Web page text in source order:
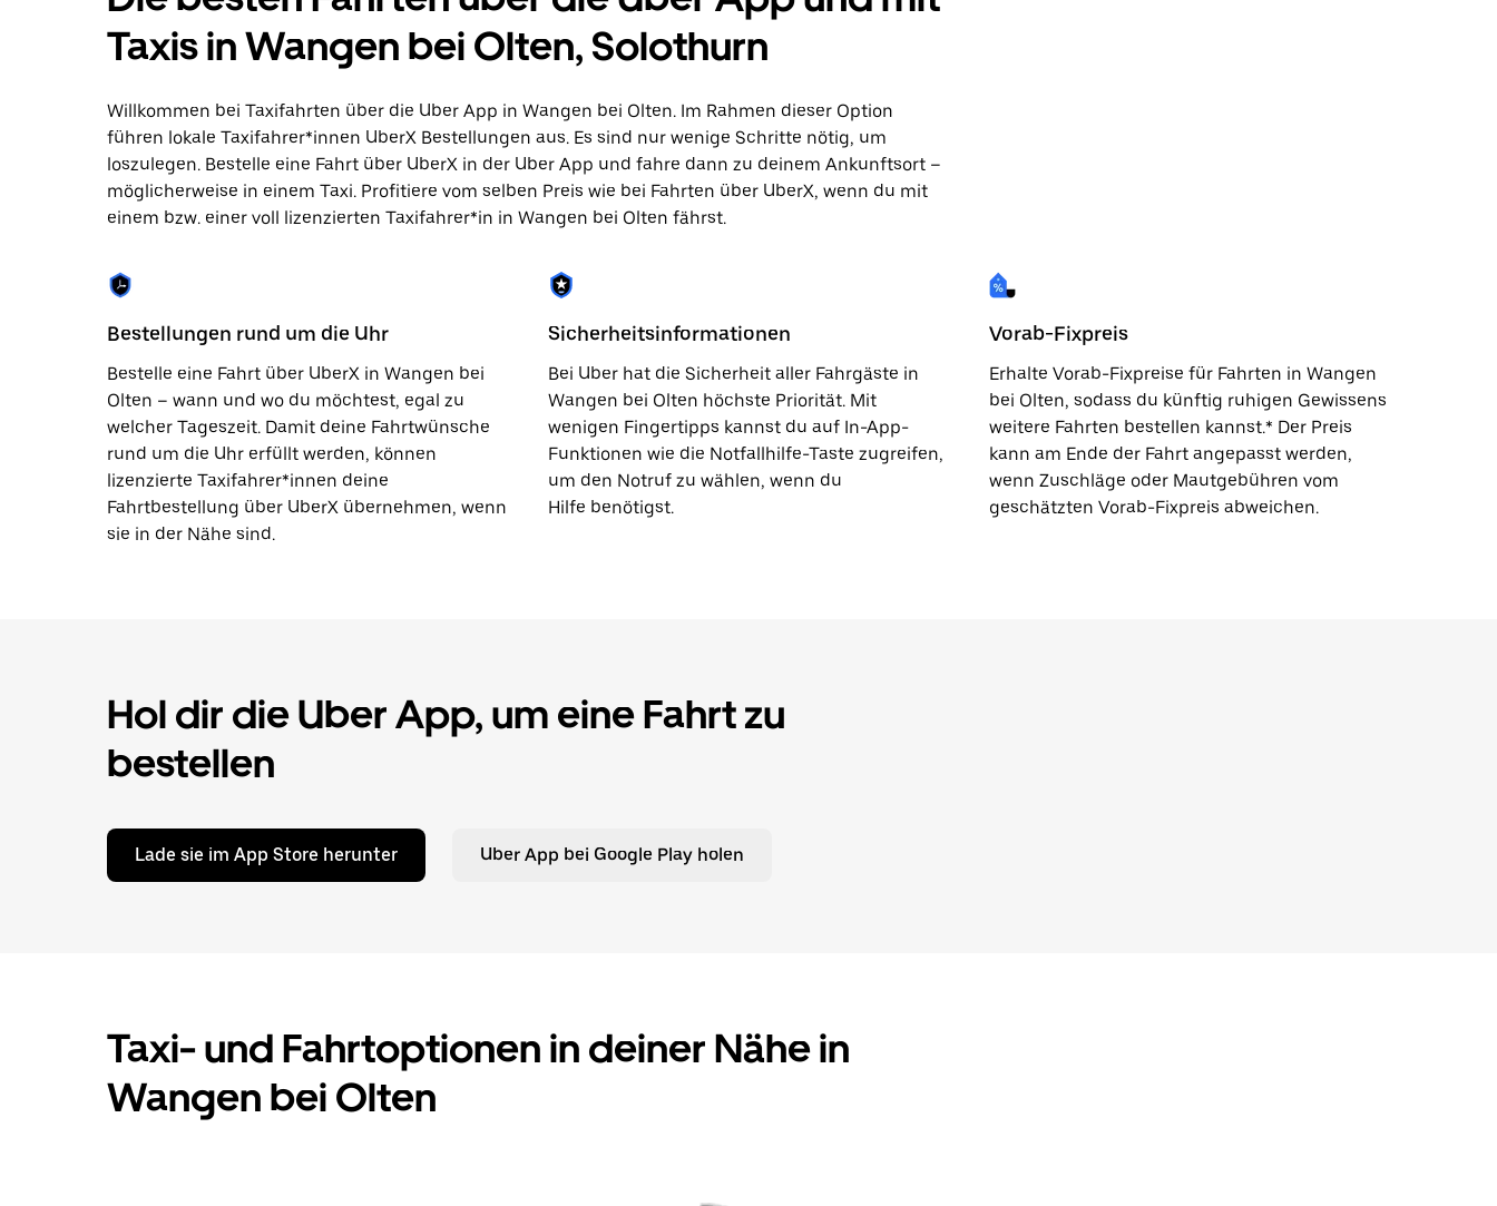
zu
interagieren
und
auszuwählen.
Drücke
die
Escape-
Taste,
um
den
zu
schließen.
Taxis in Wangen bei Olten, Solothurn
Willkommen bei Taxifahrten über die Uber App in Wangen bei Olten. Im Rahmen dieser Option
führen lokale Taxifahrer*innen UberX Bestellungen aus. Es sind nur wenige Schritte nötig, um
loszulegen. Bestelle eine Fahrt über UberX in der Uber App und fahre dann zu deinem Ankunftsort –
möglicherweise in einem Taxi. Profitiere vom selben Preis wie bei Fahrten über UberX, wenn du mit
einem bzw. einer voll lizenzierten Taxifahrer*in in Wangen bei Olten fährst.
Bestellungen rund um die Uhr
Bestelle eine Fahrt über UberX in Wangen bei
Olten – wann und wo du möchtest, egal zu
welcher Tageszeit. Damit deine Fahrtwünsche
rund um die Uhr erfüllt werden, können
lizenzierte Taxifahrer*innen deine
Fahrtbestellung über UberX übernehmen, wenn
sie in der Nähe sind.
Sicherheitsinformationen
Bei Uber hat die Sicherheit aller Fahrgäste in
Wangen bei Olten höchste Priorität. Mit
wenigen Fingertipps kannst du auf In-App-
Funktionen wie die Notfallhilfe-Taste zugreifen,
um den Notruf zu wählen, wenn du
Hilfe benötigst.
Vorab-Fixpreis
Erhalte Vorab-Fixpreise für Fahrten in Wangen
bei Olten, sodass du künftig ruhigen Gewissens
weitere Fahrten bestellen kannst.* Der Preis
kann am Ende der Fahrt angepasst werden,
wenn Zuschläge oder Mautgebühren vom
geschätzten Vorab-Fixpreis abweichen.
Hol dir die Uber App, um eine Fahrt zu
bestellen
Lade sie im App Store herunter Uber App bei Google Play holen
Taxi- und Fahrtoptionen in deiner Nähe in
Wangen bei Olten